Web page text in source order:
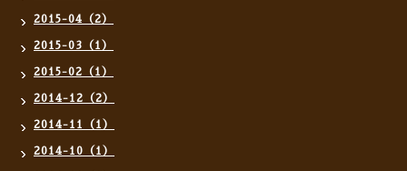
2015-04（2）
2015-03（1）
2015-02（1）
2014-12（2）
2014-11（1）
2014-10（1）